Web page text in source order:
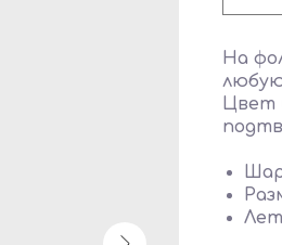
На
Цвет